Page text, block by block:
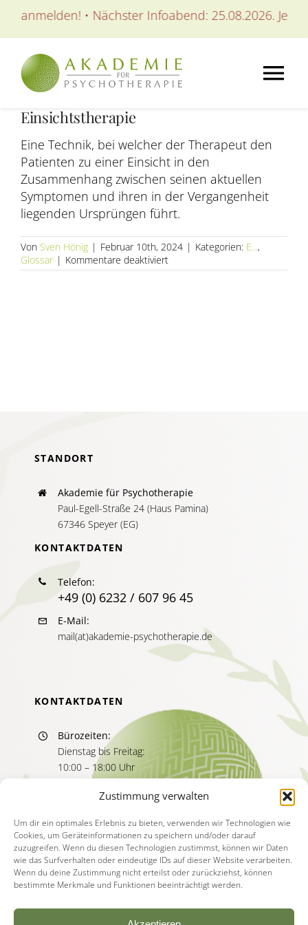
Zustimmung verwalten
Um dir ein optimales Erlebnis zu bieten, verwenden wir Technologien wie
Cookies, um Geräteinformationen zu speichern und/oder darauf
zuzugreifen. Wenn du diesen Technologien zustimmst, können wir Daten
wie das Surfverhalten oder eindeutige IDs auf dieser Website verarbeiten.
Wenn du deine Zustimmung nicht erteilst oder zurückziehst, können
bestimmte Merkmale und Funktionen beeinträchtigt werden.
Inhalt
springen
anmelden! • Nächster Infoabend: 25.08.2026. Jetzt
AKADEMIE
AUSBILDUNGEN
WEITERBILDUNGEN
SEMINARE / KURSE
Einsichtstherapie
Eine Technik, bei welcher der Therapeut den
Patienten zu einer Einsicht in den
Zusammenhang zwischen seinen aktuellen
Symptomen und ihren in der Vergangenheit
liegenden Ursprüngen führt.
Von Sven Hönig | Februar 10th, 2024 | Kategorien: E...,
Glossar | Kommentare deaktiviertfür
Einsichtstherapie
STANDORT
Akademie für Psychotherapie
Paul-Egell-Straße 24 (Haus Pamina)
67346 Speyer (EG)
KONTAKTDATEN
Telefon:
+49 (0) 6232 / 607 96 45
E-Mail:
mail(at)akademie-psychotherapie.de
KONTAKTDATEN
Bürozeiten:
Dienstag bis Freitag:
10:00 – 18:00 Uhr
Sprechzeiten:
11:00 – 13:00 Uhr
15:00 – 17:00 Uhr